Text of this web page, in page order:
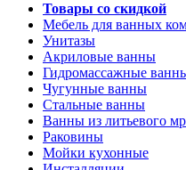
Товары со скидкой
Мебель для ванных
Унитазы
Акриловые ванны
Гидромассажные
Чугунные ванны
Стальные ванны
Ванны из литьевого
Раковины
Мойки кухонные